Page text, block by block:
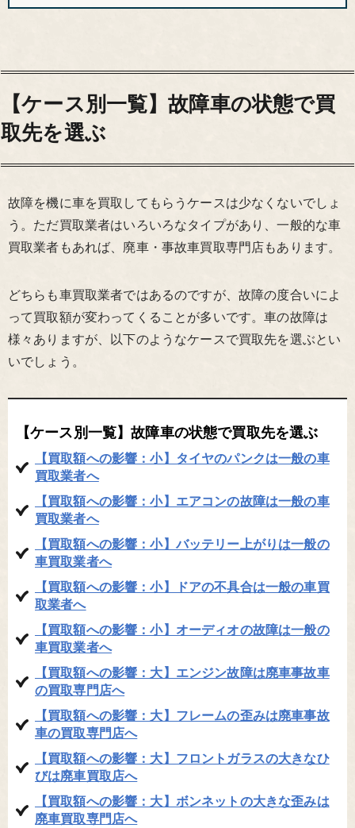
【ケース別一覧】故障車の状態で買
取先を選ぶ
故障を機に車を買取してもらうケースは少なくないでしょ
う。ただ買取業者はいろいろなタイプがあり、一般的な車
買取業者もあれば、廃車・事故車買取専門店もあります。
どちらも車買取業者ではあるのですが、故障の度合いによ
って買取額が変わってくることが多いです。車の故障は
様々ありますが、以下のようなケースで買取先を選ぶとい
いでしょう。
【ケース別一覧】故障車の状態で買取先を選ぶ
【買取額への影響：小】タイヤのパンクは一般の車
買取業者へ
【買取額への影響：小】エアコンの故障は一般の車
買取業者へ
【買取額への影響：小】バッテリー上がりは一般の
車買取業者へ
【買取額への影響：小】ドアの不具合は一般の車買
取業者へ
【買取額への影響：小】オーディオの故障は一般の
車買取業者へ
【買取額への影響：大】エンジン故障は廃車事故車
の買取専門店へ
【買取額への影響：大】フレームの歪みは廃車事故
車の買取専門店へ
【買取額への影響：大】フロントガラスの大きなひ
びは廃車買取店へ
【買取額への影響：大】ボンネットの大きな歪みは
廃車買取専門店へ